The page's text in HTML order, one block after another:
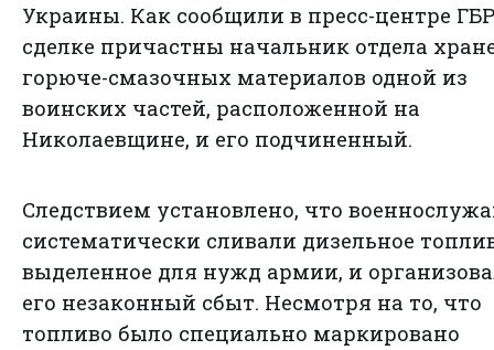
Украины. Как сообщили в пресс-центре
сделке причастны начальник отдела
горюче-смазочных материалов одной из
воинских частей, расположенной на
Николаевщине, и его подчиненный.
Следствием установлено, что
систематически сливали дизельное
выделенное для нужд армии, и
его незаконный сбыт. Несмотря на то, что
топливо было специально маркировано